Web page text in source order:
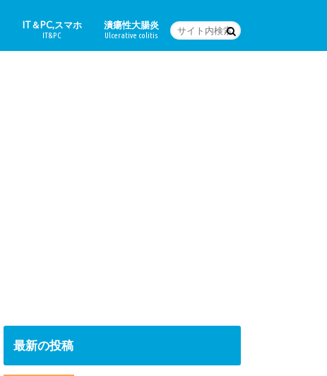
IT＆PC,スマホ
IT&PC
潰瘍性大腸炎
Ulcerative colitis
最新の投稿